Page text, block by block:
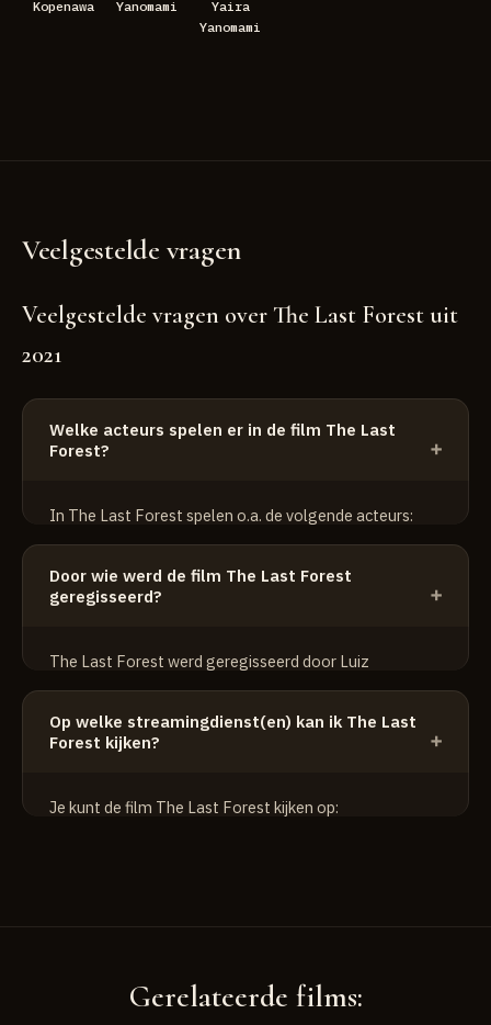
Kopenawa Yanomami
Yaira
Yanomami
Veelgestelde vragen
Veelgestelde vragen over The Last Forest uit
2021
Welke acteurs spelen er in de film The Last
Forest?
In The Last Forest spelen o.a. de volgende acteurs:
Davi Kopenawa
Door wie werd de film The Last Forest
geregisseerd?
The Last Forest werd geregisseerd door Luiz
Bolognesi.
Op welke streamingdienst(en) kan ik The Last
Forest kijken?
Je kunt de film The Last Forest kijken op:
Gerelateerde films: